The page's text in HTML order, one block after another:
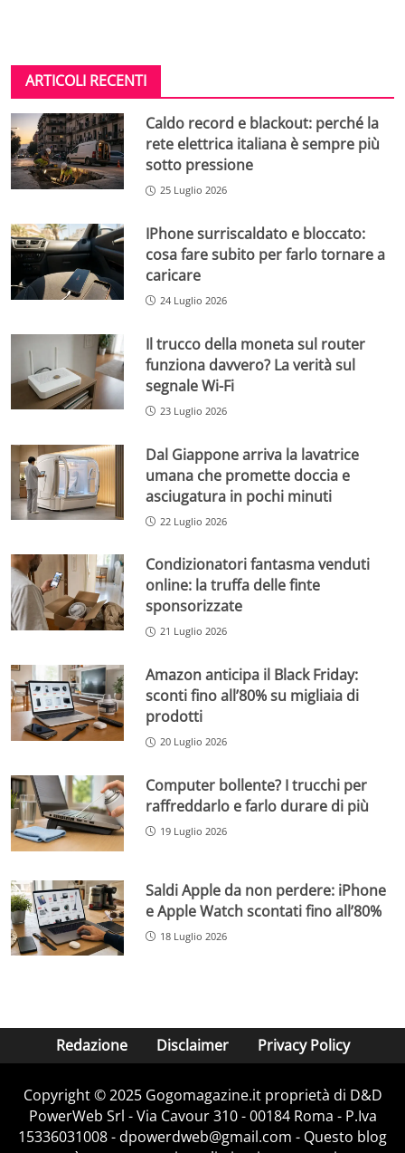
ARTICOLI RECENTI
Caldo record e blackout: perché la
rete elettrica italiana è sempre più
sotto pressione
25 Luglio 2026
IPhone surriscaldato e bloccato:
cosa fare subito per farlo tornare a
caricare
24 Luglio 2026
Il trucco della moneta sul router
funziona davvero? La verità sul
segnale Wi-Fi
23 Luglio 2026
Dal Giappone arriva la lavatrice
umana che promette doccia e
asciugatura in pochi minuti
22 Luglio 2026
Condizionatori fantasma venduti
online: la truffa delle finte
sponsorizzate
21 Luglio 2026
Amazon anticipa il Black Friday:
sconti fino all’80% su migliaia di
prodotti
20 Luglio 2026
Computer bollente? I trucchi per
raffreddarlo e farlo durare di più
19 Luglio 2026
Saldi Apple da non perdere: iPhone
e Apple Watch scontati fino all’80%
18 Luglio 2026
Redazione Disclaimer Privacy Policy
Copyright © 2025 Gogomagazine.it proprietà di D&D
PowerWeb Srl - Via Cavour 310 - 00184 Roma - P.Iva
15336031008 - dpowerdweb@gmail.com - Questo blog